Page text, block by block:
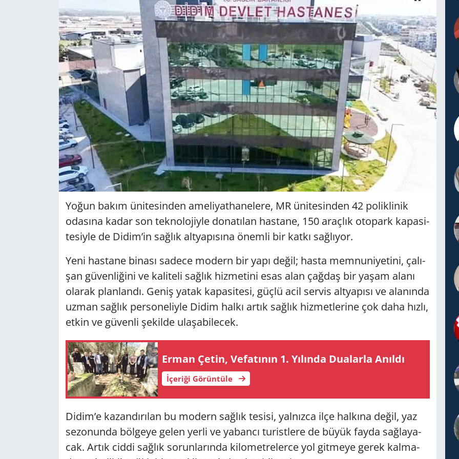
Yoğun bakım üni­te­sin­den ame­li­yat­ha­ne­le­re, MR üni­te­sin­den 42 po­lik­li­nik
oda­sı­na kadar son tek­no­lo­jiy­le do­na­tı­lan has­ta­ne, 150 araç­lık oto­park ka­pa­si­
te­siy­le de Didim’in sağ­lık alt­ya­pı­sı­na önem­li bir katkı sağ­lı­yor.
Yeni has­ta­ne bi­na­sı sa­de­ce mo­dern bir yapı değil; hasta mem­nu­ni­ye­ti­ni, ça­lı­
şan gü­ven­li­ği­ni ve ka­li­te­li sağ­lık hiz­me­ti­ni esas alan çağ­daş bir yaşam alanı
ola­rak plan­lan­dı. Geniş yatak ka­pa­si­te­si, güçlü acil ser­vis alt­ya­pı­sı ve ala­nın­da
uzman sağ­lık per­so­ne­liy­le Didim halkı artık sağ­lık hiz­met­le­ri­ne çok daha hızlı,
etkin ve gü­ven­li şe­kil­de ula­şa­bi­lecek.
Erman Çetin, Ve­fa­tı­nın 1. Yı­lın­da Du­alar­la Anıl­dı
İçeriği Görüntüle
Didim’e ka­zan­dı­rı­lan bu mo­dern sağ­lık te­si­si, yal­nız­ca ilçe hal­kı­na değil, yaz
se­zo­nun­da böl­ge­ye gelen yerli ve ya­ban­cı tu­rist­le­re de büyük fayda sağ­la­ya­
cak. Artık ciddi sağ­lık so­run­la­rın­da ki­lo­met­re­ler­ce yol git­me­ye gerek kal­ma­
GÜNDEM
HABERDE İNSAN
KÜLTÜR SANAT
MAGAZİN
POLİTİKA
RESMİ İLANLAR
SAĞLIK